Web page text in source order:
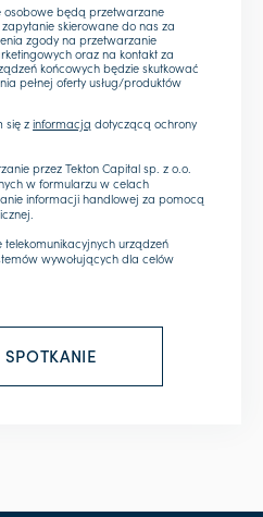
będą przetwarzane
skierowane do nas za
zgody na przetwarzanie
oraz na kontakt za
końcowych będzie skutkować
pełnej oferty usług/produktów
się zinformacją dotyczącą ochrony
przez Tekton Capital sp. z o.o.
w formularzu w celach
informacji handlowej za pomocą
urządzeń
wywołujących dla celów